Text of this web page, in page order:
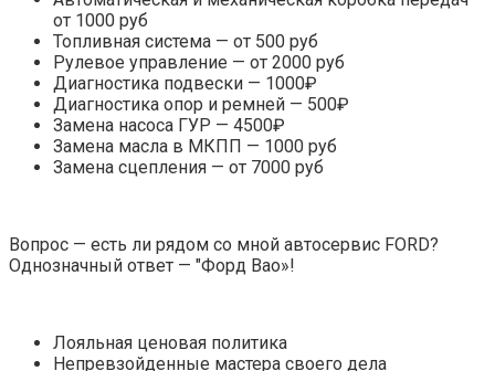
от 1000 руб
Топливная система — от 500 руб
Рулевое управление — от 2000 руб
Диагностика подвески — 1000₽
Диагностика опор и ремней — 500₽
Замена насоса ГУР — 4500₽
Замена масла в МКПП — 1000 руб
Замена сцепления — от 7000 руб
Вопрос — есть ли рядом со мной автосервис FORD?
Однозначный ответ — "Форд Вао»!
Лояльная ценовая политика
Непревзойденные мастера своего дела